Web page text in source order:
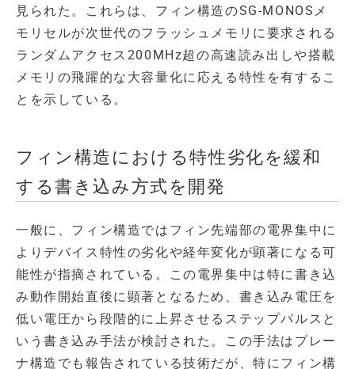
見られた。これらは、フィン構造のSG-MONOSメ
モリセルが次世代のフラッシュメモリに要求される
ランダムアクセス200MHz超の高速読み出しや搭載
メモリの飛躍的な大容量化に応える特性を有するこ
とを示している。
フィン構造における特性劣化を緩和
する書き込み方式を開発
一般に、フィン構造ではフィン先端部の電界集中に
よりデバイス特性の劣化や経年変化が顕著になる可
能性が指摘されている。この電界集中は特に書き込
み動作開始直後に顕著となるため、書き込み電圧を
低い電圧から段階的に上昇させるステップパルスと
いう書き込み手法が検討された。この手法はプレー
ナ構造でも報告されている技術だが、特にフィン構